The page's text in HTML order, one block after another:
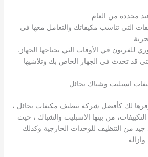
محددة من العام
التي تناسب مكيفاتك والتعامل معها في
للفريون في الأوقات التي يحتاجها الجهاز.
قد تحدث في الجهاز الخاص بك وتلاشيها
اسبليت وشباك بحائل
لك كأفضل شركة تنظيف مكيفات بحائل ،
من بينها الاسبليت والشباك ، حيث
من التنظيف للوحدات الخارجية وكذلك